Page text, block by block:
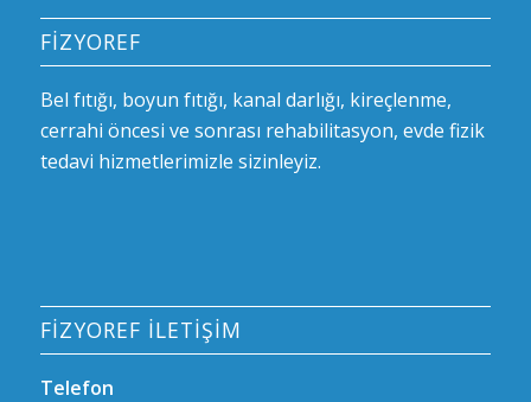
FİZYOREF
Bel fıtığı, boyun fıtığı, kanal darlığı, kireçlenme,
cerrahi öncesi ve sonrası rehabilitasyon, evde fizik
tedavi hizmetlerimizle sizinleyiz.
FİZYOREF İLETİŞİM
Telefon